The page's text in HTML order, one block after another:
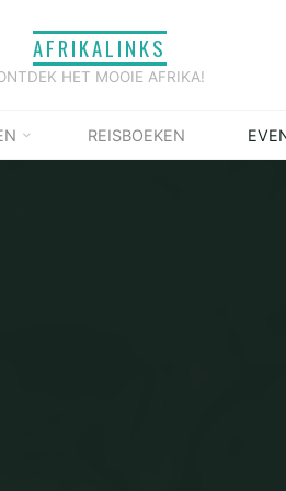
AFRIKALINKS
HET MOOIE AFRIKA!
REISBOEKEN